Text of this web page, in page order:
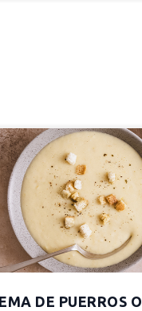
DE PUERROS O